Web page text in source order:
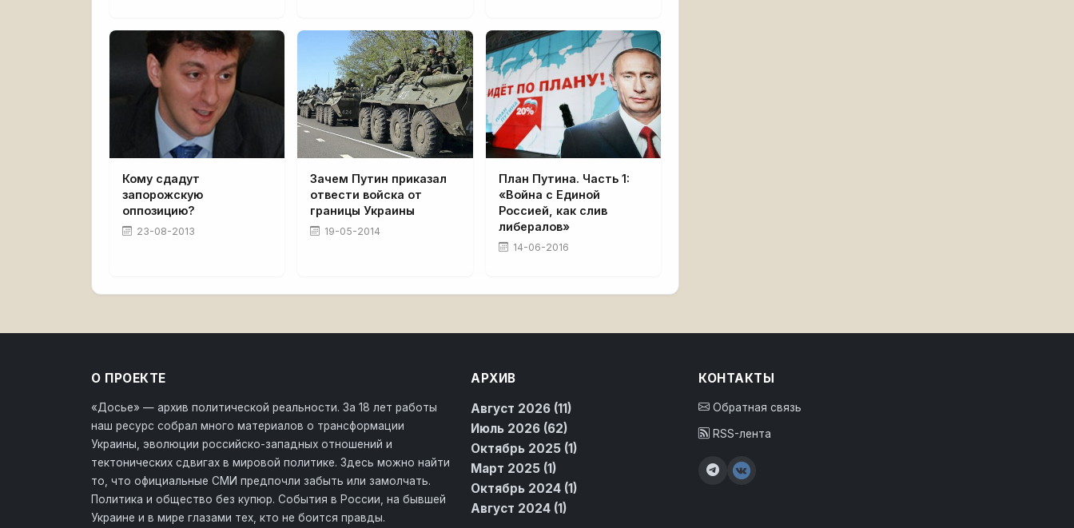
Кому сдадут
запорожскую
оппозицию?
23-08-2013
Зачем Путин приказал
отвести войска от
границы Украины
19-05-2014
План Путина. Часть 1:
«Война с Единой
Россией, как слив
либералов»
14-06-2016
О ПРОЕКТЕ
«Досье» — архив политической реальности. За 18 лет работы
наш ресурс собрал много материалов о трансформации
Украины, эволюции российско-западных отношений и
тектонических сдвигах в мировой политике. Здесь можно найти
то, что официальные СМИ предпочли забыть или замолчать.
Политика и общество без купюр. События в России, на бывшей
Украине и в мире глазами тех, кто не боится правды.
АРХИВ
Август 2026 (11)
Июль 2026 (62)
Октябрь 2025 (1)
Март 2025 (1)
Октябрь 2024 (1)
Август 2024 (1)
КОНТАКТЫ
Обратная связь
RSS-лента